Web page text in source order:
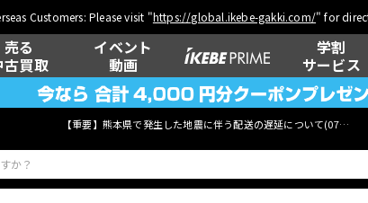
Customers: Please visit "https://global.ikebe-gakki.com/" for
売る
古買取
イベント
動画
学割
サービス
【重要】熊本県で発生した地震に伴う配送の遅延について(07月29日